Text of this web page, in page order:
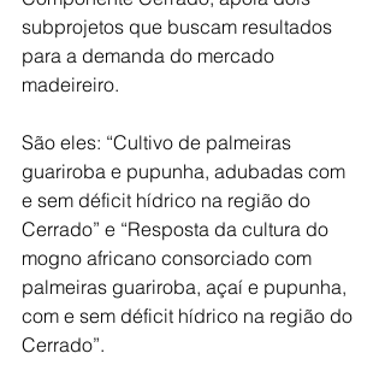
subprojetos que buscam resultados
para a demanda do mercado
madeireiro.
São eles: “Cultivo de palmeiras
guariroba e pupunha, adubadas com
e sem déficit hídrico na região do
Cerrado” e “Resposta da cultura do
mogno africano consorciado com
palmeiras guariroba, açaí e pupunha,
com e sem déficit hídrico na região do
Cerrado”.